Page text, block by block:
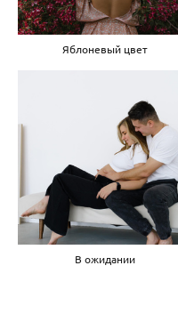
Яблоневый цвет
В ожидании